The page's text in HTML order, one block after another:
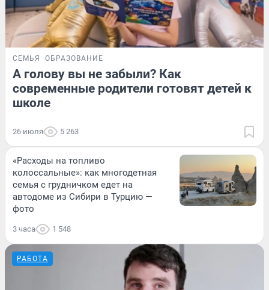
СЕМЬЯ ОБРАЗОВАНИЕ
А голову вы не забыли? Как
современные родители готовят детей к
школе
26 июля 5 263
«Расходы на топливо
колоссальные»: как многодетная
семья с грудничком едет на
автодоме из Сибири в Турцию —
фото
3 часа 1 548
РАБОТА